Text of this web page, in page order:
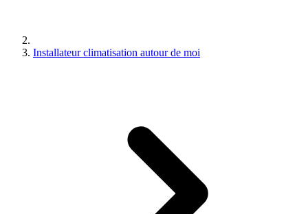
Installateur climatisation autour de moi